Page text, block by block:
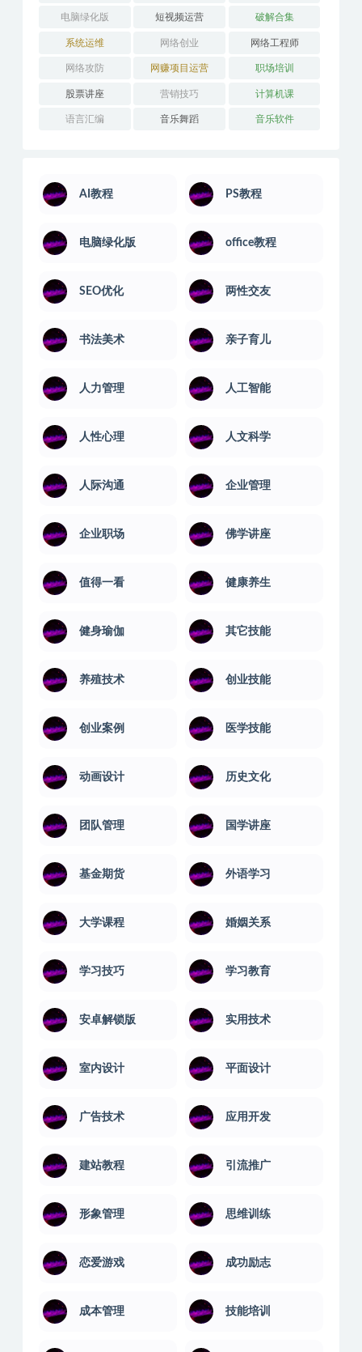
电脑绿化版 短视频运营 破解合集
系统运维 网络创业 网络工程师
网络攻防 网赚项目运营 职场培训
股票讲座 营销技巧 计算机课
语言汇编 音乐舞蹈 音乐软件
AI教程 PS教程
电脑绿化版 office教程
SEO优化 两性交友
书法美术 亲子育儿
人力管理 人工智能
人性心理 人文科学
人际沟通 企业管理
企业职场 佛学讲座
值得一看 健康养生
健身瑜伽 其它技能
养殖技术 创业技能
创业案例 医学技能
动画设计 历史文化
团队管理 国学讲座
基金期货 外语学习
大学课程 婚姻关系
学习技巧 学习教育
安卓解锁版 实用技术
室内设计 平面设计
广告技术 应用开发
建站教程 引流推广
形象管理 思维训练
恋爱游戏 成功励志
成本管理 技能培训